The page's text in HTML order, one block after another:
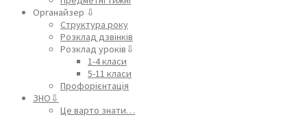
Органайзер ⇩
Структура року
Розклад дзвінків
Розклад уроків⇩
1-4 класи
5-11 класи
Профорієнтація
ЗНО⇩
Це варто знати…